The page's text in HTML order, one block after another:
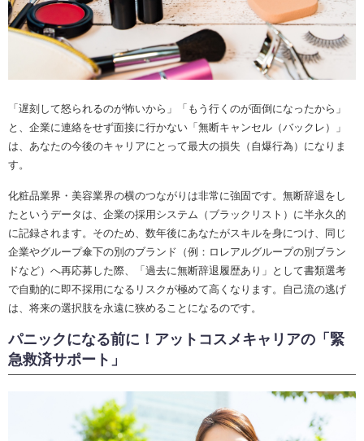
「遅刻して怒られるのが怖いから」「もう行くのが面倒になったから」
と、企業に連絡をせず面接に行かない「無断キャンセル（バックレ）」
は、あなたの今後のキャリアにとって最大の損失（自爆行為）になりま
す。
化粧品業界・美容業界の横のつながりは非常に強固です。無断辞退をし
たというデータは、企業の採用システム（ブラックリスト）に半永久的
に記録されます。そのため、数年後にあなたがスキルを身につけ、同じ
企業やグループ傘下の別のブランド（例：ロレアルグループの別ブラン
ドなど）へ再応募した際、「過去に無断辞退履歴あり」として書類選考
で自動的に即不採用になるリスクが極めて高くなります。自己流の逃げ
は、将来の選択肢を永遠に狭めることになるのです。
パニックになる前に！アットコスメキャリアの「緊
急救済サポート」